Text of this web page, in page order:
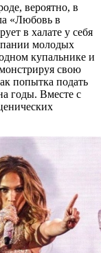
вероятно, в
«Любовь в
в халате у себя
молодых
купальнике и
свою
попытка подать
годы. Вместе с